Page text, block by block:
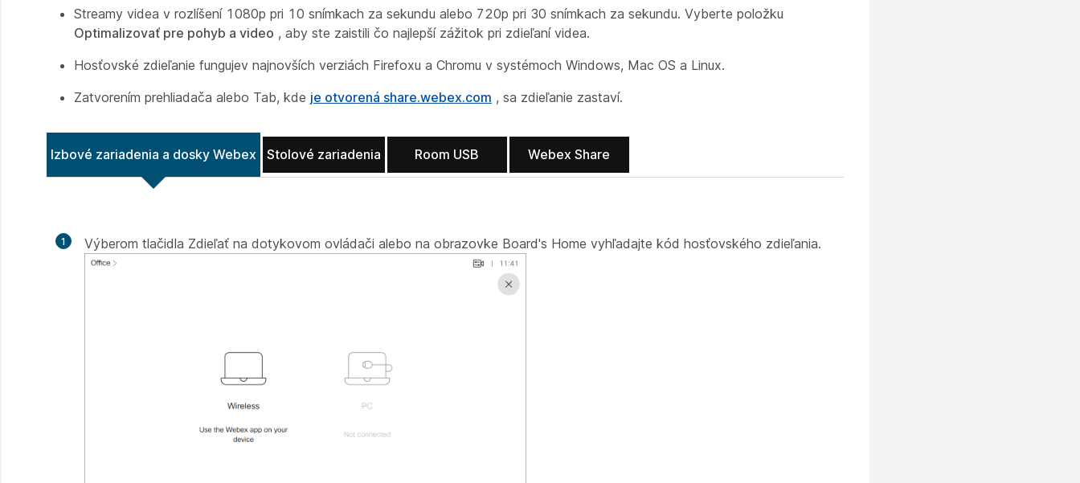
Streamy videa v rozlíšení 1080p pri 10 snímkach za sekundu alebo 720p pri 30 snímkach za sekundu. Vyberte položku
Optimalizovať pre pohyb a video , aby ste zaistili čo najlepší zážitok pri zdieľaní videa.
Hosťovské zdieľanie fungujev najnovších verziách Firefoxu a Chromu v systémoch Windows, Mac OS a Linux.
Zatvorením prehliadača alebo Tab, kde je otvorená share.webex.com , sa zdieľanie zastaví.
Izbové zariadenia a dosky Webex Stolové zariadenia Room USB Webex Share
1 Výberom tlačidla Zdieľať na dotykovom ovládači alebo na obrazovke Board's Home vyhľadajte kód hosťovského zdieľania.